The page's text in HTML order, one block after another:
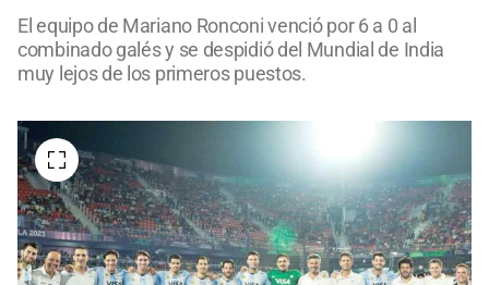
El equipo de Mariano Ronconi venció por 6 a 0 al
combinado galés y se despidió del Mundial de India
muy lejos de los primeros puestos.